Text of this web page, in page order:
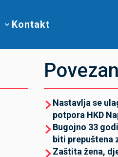
Kontakt
Nastavlja se
potpora HKD
Bugojno 33
biti prepuštena
Zaštita žena,